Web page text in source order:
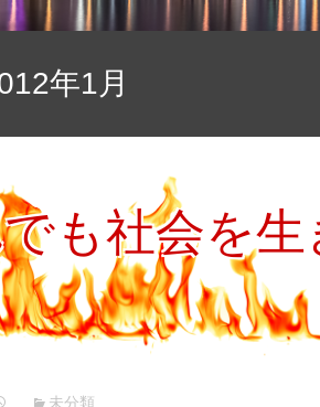
ス
キ
年1月
も社会を
未分類